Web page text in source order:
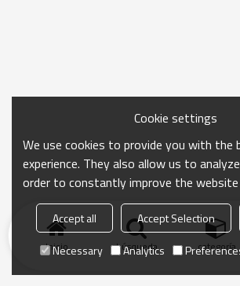
Inicio búsqueda categoría
Cookie settings
We use cookies to provide you with the
experience. They also allow us to
order to constantly improve the
Accept all Accept Selection
Necessary
Analytics